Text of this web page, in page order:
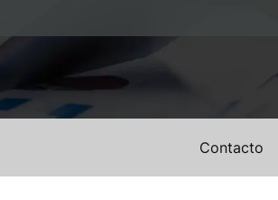
Contacto